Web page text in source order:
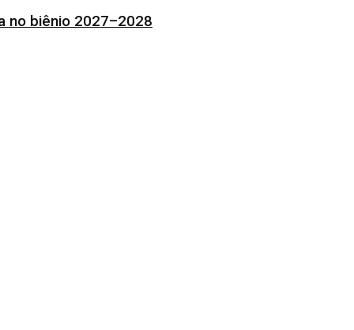
no biênio 2027–2028